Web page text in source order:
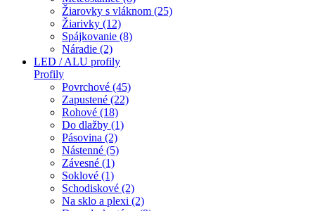
Žiarovky s vláknom (25)
Žiarivky (12)
Spájkovanie (8)
Náradie (2)
LED / ALU profily
Profily
Povrchové (45)
Zapustené (22)
Rohové (18)
Do dlažby (1)
Pásovina (2)
Nástenné (5)
Závesné (1)
Soklové (1)
Schodiskové (2)
Na sklo a plexi (2)